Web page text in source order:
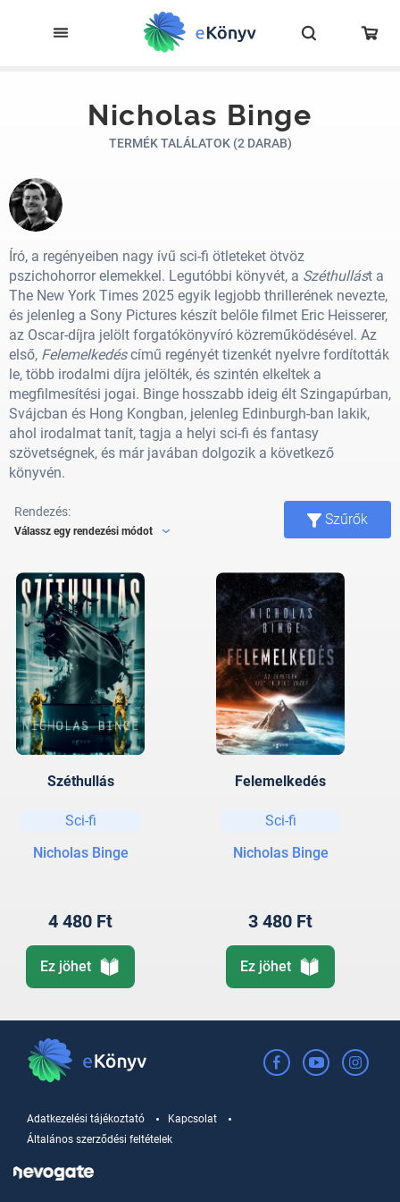
Nicholas Binge
TERMÉK TALÁLATOK (2 DARAB)
Író, a regényeiben nagy ívű sci-fi ötleteket ötvöz
pszichohorror elemekkel. Legutóbbi könyvét, a Széthullást a
The New York Times 2025 egyik legjobb thrillerének nevezte,
és jelenleg a Sony Pictures készít belőle filmet Eric Heisserer,
az Oscar-díjra jelölt forgatókönyvíró közreműködésével. Az
első, Felemelkedéscímű regényét tizenkét nyelvre fordították
le, több irodalmi díjra jelölték, és szintén elkeltek a
megfilmesítési jogai. Binge hosszabb ideig élt Szingapúrban,
Svájcban és Hong Kongban, jelenleg Edinburgh-ban lakik,
ahol irodalmat tanít, tagja a helyi sci-fi és fantasy
szövetségnek, és már javában dolgozik a következő
könyvén.
Rendezés:
Válassz egy rendezési módot
Szűrők
Széthullás
Sci-fi
Nicholas Binge
4 480 Ft
Ez jöhet
Felemelkedés
Sci-fi
Nicholas Binge
3 480 Ft
Ez jöhet
Adatkezelési tájékoztató
Kapcsolat
Általános szerződési feltételek